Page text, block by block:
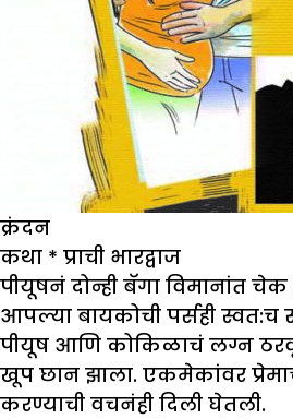
क्रंदन
कथा * प्राची भारद्वाज
पीयूषनं दोन्ही बॅगा
आपल्या बायकोची पर्सही
पीयूष आणि कोकिळाचं लग्न
खूप छान झाला. एकमेकांवर
करण्याची वचनंही दिली घेतली.